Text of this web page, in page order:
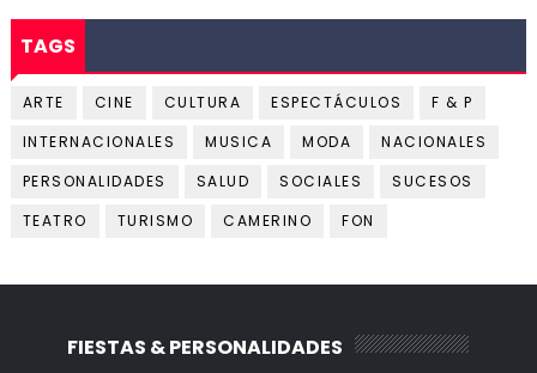
TAGS
ARTE CINE CULTURA ESPECTÁCULOS
F & P
INTERNACIONALES
MUSICA MODA
NACIONALES
PERSONALIDADES
SALUD SOCIALES
SUCESOS
TEATRO
TURISMO CAMERINO FON
FIESTAS & PERSONALIDADES